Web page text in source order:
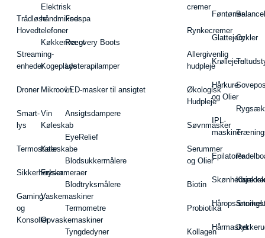
Trådløse
Hovedtelefoner
Streaming-
enheder
Droner
Smart-
lys
Termostater
Sikkerhedskameraer
Gaming
og
Konsoller
Elektrisk
håndmikser
Køkkenvægt
Kogeplade
Mikroovn
Vin
Køleskab
Køleskabe
Fryser
Vaskemaskiner
Opvaskemaskiner
Fodspa
Recovery Boots
Lysterapilamper
LED-masker til ansigtet
Ansigtsdampere
EyeRelief
Blodsukkermålere
Blodtryksmålere
Termometre
Tyngdedyner
cremer
Rynkecremer
Allergivenlig
hudpleje
Økologisk
Hudpleje
Søvnmasker
Serummer
og Olier
Biotin
Probiotika
Kollagen
Føntørrer
Glattejern
Krøllejern
Hårkure
og Olier
IPL-
maskiner
Epilatorer
Hårmasker
Cykler